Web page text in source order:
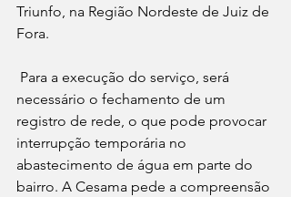
Triunfo, na Região Nordeste de Juiz de
Fora.
Para a execução do serviço, será
necessário o fechamento de um
registro de rede, o que pode provocar
interrupção temporária no
abastecimento de água em parte do
bairro. A Cesama pede a compreensão